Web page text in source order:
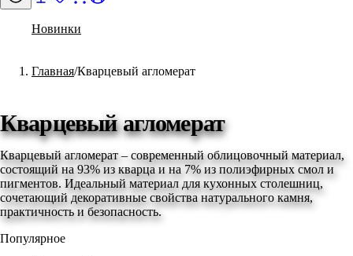
Новинки
Главная Кварцевый агломерат
Кварцевый агломерат
Кварцевый агломерат – современный облицовочный материал,
состоящий на 93% из кварца и на 7% из полиэфирных смол и
пигментов. Идеальный материал для кухонных столешниц,
сочетающий декоративные свойства натурального камня,
практичность и безопасность.
Популярное